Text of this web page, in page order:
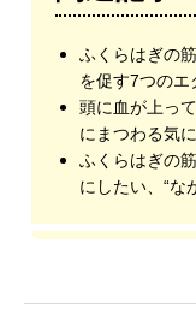
ふくらはぎの
を促す7つのエ
頭に血が上っ
にまつわる気
ふくらはぎの
にしたい、“な